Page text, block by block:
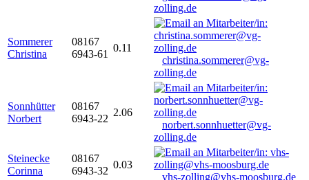
zolling.de
Sommerer
Christina
08167
6943-61
0.11
christina.sommerer@vg-
zolling.de
Sonnhütter
Norbert
08167
6943-22
2.06
norbert.sonnhuetter@vg-
zolling.de
Steinecke
Corinna
08167
6943-32
0.03
vhs-zolling@vhs-moosburg.de